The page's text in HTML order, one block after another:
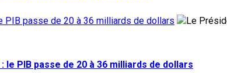
PIB passe de 20 à 36 milliards de dollars
le PIB passe de 20 à 36 milliards de dollars